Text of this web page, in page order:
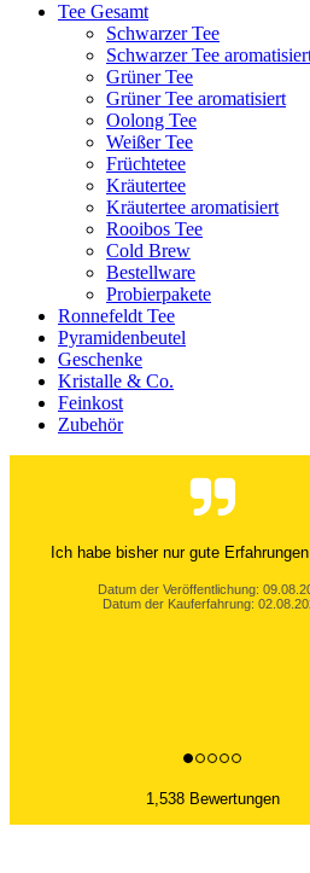
Tee Gesamt
Schwarzer Tee
Schwarzer Tee
Grüner Tee
Grüner Tee aromatisiert
Oolong Tee
Weißer Tee
Früchtetee
Kräutertee
Kräutertee aromatisiert
Rooibos Tee
Cold Brew
Bestellware
Probierpakete
Ronnefeldt Tee
Pyramidenbeutel
Geschenke
Kristalle & Co.
Feinkost
Zubehör
Immer schnelle und zuverlässige
Bernd R., Ennepetal
1,538 Bewertungen